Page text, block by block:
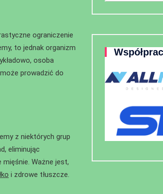
ograniczenie
to jednak organizm
osoba
prowadzić do
z niektórych grup
eliminując
mięśnie. Ważne jest,
i zdrowe tłuszcze.